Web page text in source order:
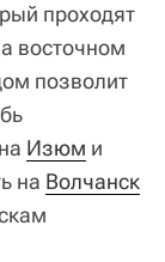
проходят
восточном
позволит
Изюм и
на Волчанск